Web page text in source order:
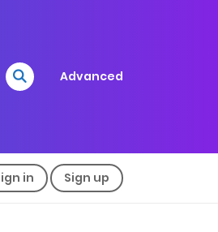
Advanced
in Sign up